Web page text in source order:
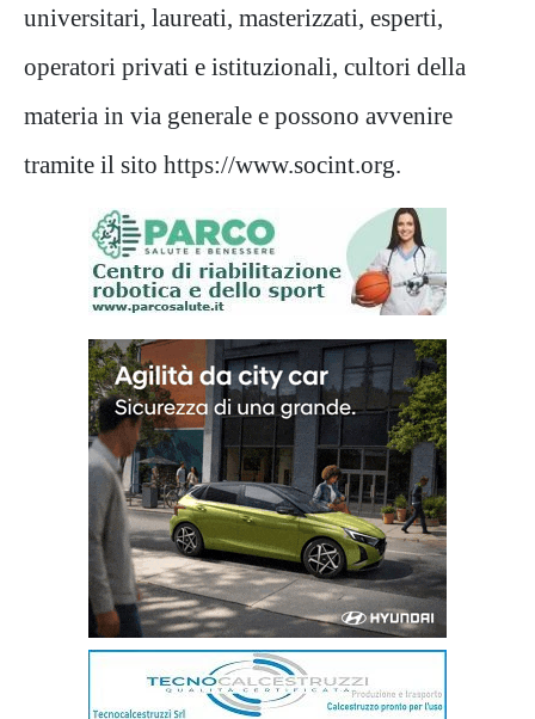
universitari, laureati, masterizzati, esperti,
operatori privati e istituzionali, cultori della
materia in via generale e possono avvenire
tramite il sito https://www.socint.org.